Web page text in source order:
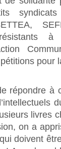
résistants
pour
répondre à
livres
on a
doivent